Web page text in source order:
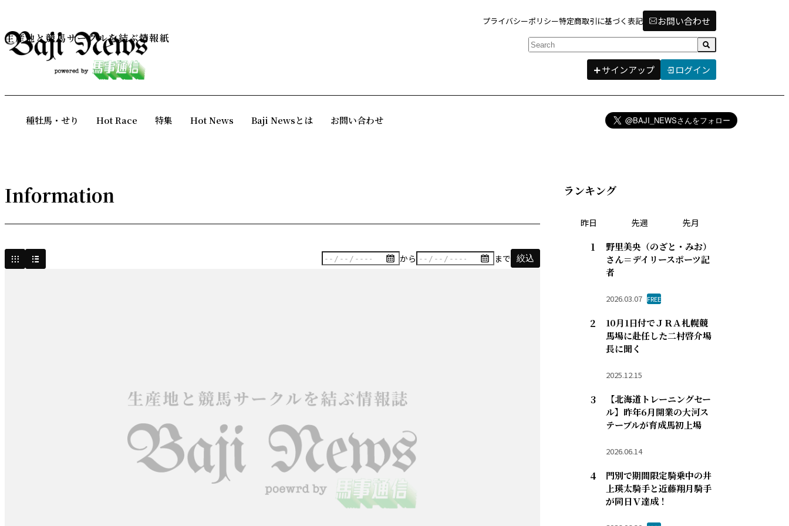
プライバシーポリシー特定商取引に基づく表記 お問い合わせ
生産地と競馬サークルを結ぶ情報紙
サインアップ ログイン
種牡馬・せり Hot Race 特集 Hot News Baji Newsとは お問い合わせ
Information
から まで 絞込
ランキング
昨日 先週 先月
野里美央（のざと・みお）
さん＝デイリースポーツ記
者
2026.03.07 FREE
10月1日付でＪＲＡ札幌競
馬場に赴任した二村啓介場
長に聞く
2025.12.15
【北海道トレーニングセー
ル】昨年6月開業の大河ス
テーブルが育成馬初上場
2026.06.14
門別で期間限定騎乗中の井
上瑛太騎手と近藤翔月騎手
が同日Ｖ達成！